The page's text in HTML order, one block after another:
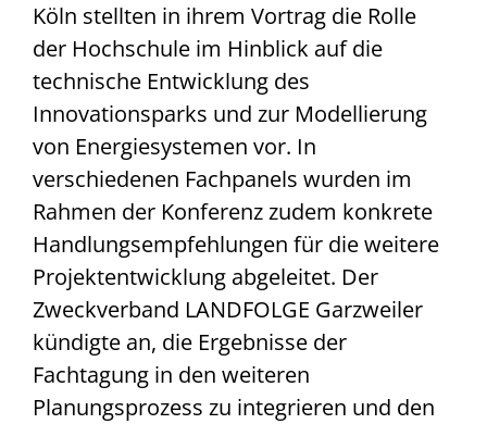
Köln stellten in ihrem Vortrag die Rolle
der Hochschule im Hinblick auf die
technische Entwicklung des
Innovationsparks und zur Modellierung
von Energiesystemen vor. In
verschiedenen Fachpanels wurden im
Rahmen der Konferenz zudem konkrete
Handlungsempfehlungen für die weitere
Projektentwicklung abgeleitet. Der
Zweckverband LANDFOLGE Garzweiler
kündigte an, die Ergebnisse der
Fachtagung in den weiteren
Planungsprozess zu integrieren und den